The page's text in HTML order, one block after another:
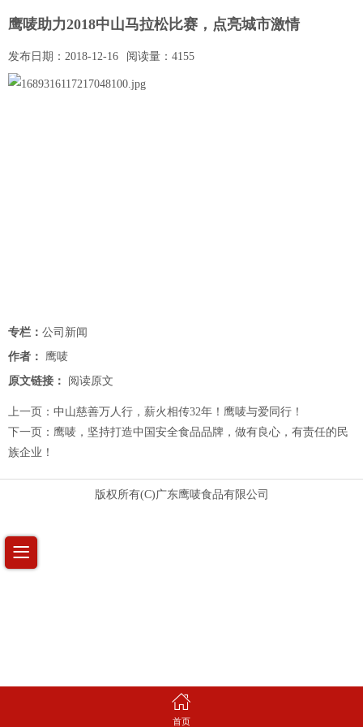
鹰唛助力2018中山马拉松比赛，点亮城市激情
发布日期： 2018-12-16 阅读量： 4155
专栏： 公司新闻
作者：
鹰唛
原文链接：
阅读原文
上一页： 中山慈善万人行，薪火相传32年！鹰唛与爱同行！
下一页： 鹰唛，坚持打造中国安全食品品牌，做有良心，有责任的民
族企业！
版权所有(C)广东鹰唛食品有限公司
首页